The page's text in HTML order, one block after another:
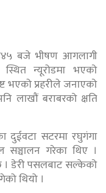
बजे भीषण आगलागी
न्यूरोडमा भएको
भएको प्रहरीले जनाएको
लाखौं बराबरको क्षति
दुईवटा सटरमा रघुगंगा
सञ्चालन गरेका थिए ।
। डेरी पसलबाट सल्केको
थियो ।